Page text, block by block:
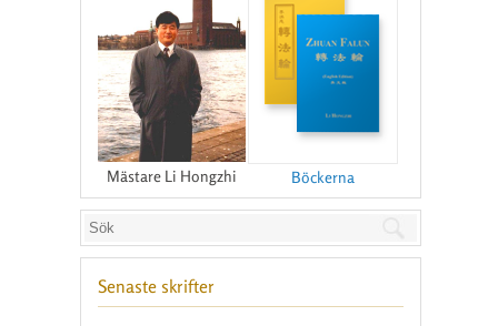
Mästare Li Hongzhi Böckerna
Senaste skrifter